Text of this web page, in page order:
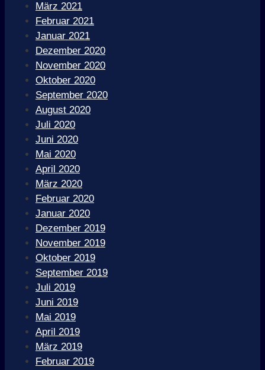
März 2021
Februar 2021
Januar 2021
Dezember 2020
November 2020
Oktober 2020
September 2020
August 2020
Juli 2020
Juni 2020
Mai 2020
April 2020
März 2020
Februar 2020
Januar 2020
Dezember 2019
November 2019
Oktober 2019
September 2019
Juli 2019
Juni 2019
Mai 2019
April 2019
März 2019
Februar 2019